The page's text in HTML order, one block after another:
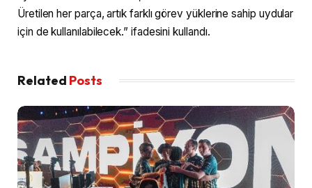
Üretilen her parça, artık farklı görev yüklerine sahip uydular
için de kullanılabilecek.” ifadesini kullandı.
Related Posts